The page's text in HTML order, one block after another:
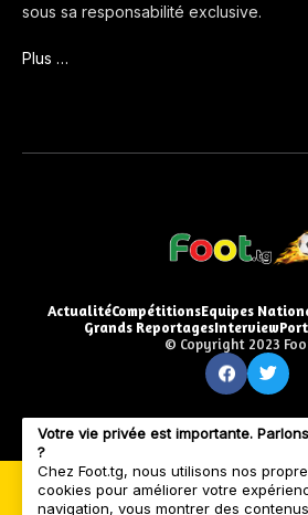
sous sa responsabilité exclusive.
Plus …
ActualitéCompétitionsEquipes
Grands ReportagesInterview
© Copyright 2023
Votre vie privée est importante.
?
Chez Foot.tg, nous utilisons nos
cookies pour améliorer votre
navigation, vous montrer des contenus